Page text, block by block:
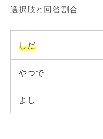
選択肢と回答割合
しだ
やつで
よし